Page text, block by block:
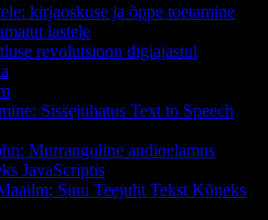
kirjaoskuse ja õppe toetamine
lastele
revolutsioon digiajastul
Sissejuhatus Text to Speech
Murranguline audioelamus
JavaScriptis
Sinu Teejuht Tekst Kõneks